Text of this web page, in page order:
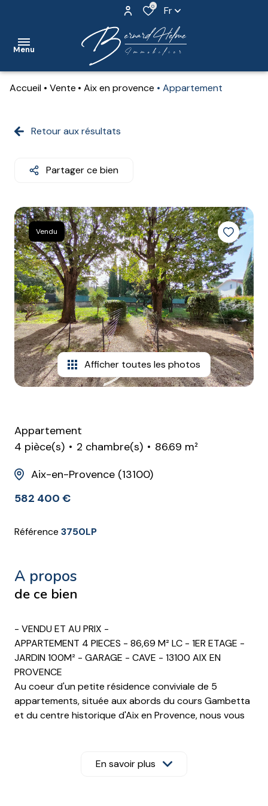
0 Fr
Menu
nos
contact
notre
agence
estimation
Accueil Vente Aix en provence Appartement
Retour aux résultats
Partager ce bien
Vendu
Afficher toutes les photos
Appartement
4 pièce(s)
2 chambre(s)
86.69 m²
Aix-en-Provence (13100)
582 400 €
Référence 3750LP
a propos
de ce bien
- VENDU ET AU PRIX -
APPARTEMENT 4 PIECES - 86,69 M² LC - 1ER ETAGE -
JARDIN 100M² - GARAGE - CAVE - 13100 AIX EN
PROVENCE
Au coeur d'un petite résidence conviviale de 5
appartements, située aux abords du cours Gambetta
et du centre historique d'Aix en Provence, nous vous
s'agence autour d'une belle entrée avec placard. Vous
pourrez trouver pour la partie jour, un grand salon-
En savoir plus